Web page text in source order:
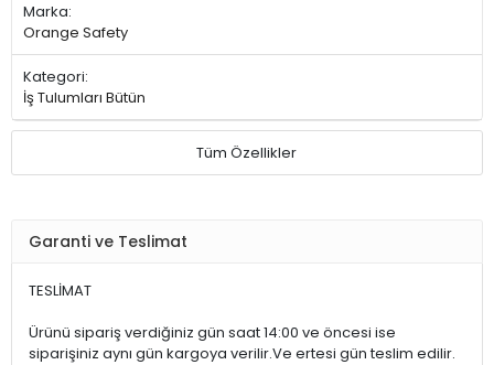
Marka:
Orange Safety
Kategori:
İş Tulumları Bütün
Tüm Özellikler
Garanti ve Teslimat
TESLİMAT
Ürünü sipariş verdiğiniz gün saat 14:00 ve öncesi ise
siparişiniz aynı gün kargoya verilir.Ve ertesi gün teslim edilir.